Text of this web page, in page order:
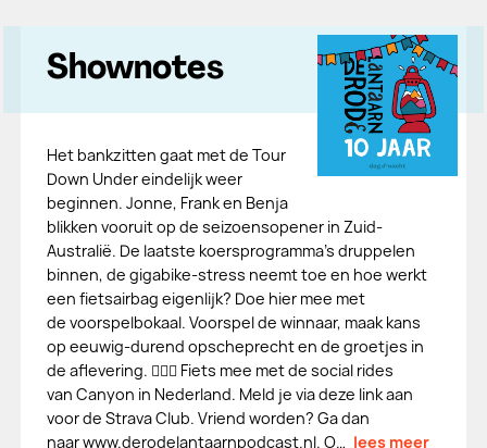
Shownotes
Het bankzitten gaat met de Tour
Down Under eindelijk weer
beginnen. Jonne, Frank en Benja
blikken vooruit op de seizoensopener in Zuid-
Australië. De laatste koersprogramma’s druppelen
binnen, de gigabike-stress neemt toe en hoe werkt
een fietsairbag eigenlijk? Doe hier mee met
de voorspelbokaal. Voorspel de winnaar, maak kans
op eeuwig-durend opscheprecht en de groetjes in
de aflevering. 🚴🏼‍♂️ Fiets mee met de social rides
van Canyon in Nederland. Meld je via deze link aan
voor de Strava Club. Vriend worden? Ga dan
naar www.derodelantaarnpodcast.nl. O… lees meer